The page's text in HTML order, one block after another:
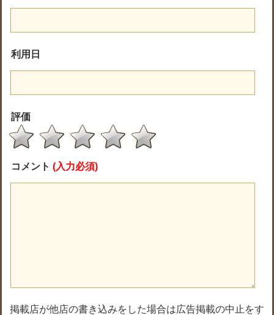
利用日
評価
コメント (入力必須)
掲載店が他店の書き込みをした場合は広告掲載の中止をす